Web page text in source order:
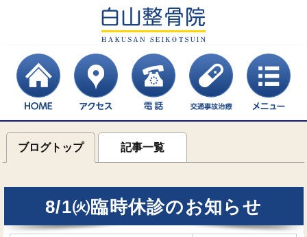
ブログトップ 記事一覧
8/1㈫臨時休診のお知らせ